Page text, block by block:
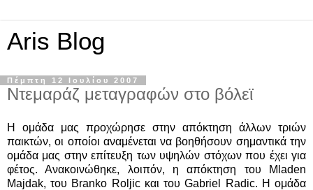
Aris Blog
Πέμπτη 12 Ιουλίου 2007
Ντεμαράζ μεταγραφών στο βόλεϊ
Η ομάδα μας προχώρησε στην απόκτηση άλλων τριών
παικτών, οι οποίοι αναμένεται να βοηθήσουν σημαντικά την
ομάδα μας στην επίτευξη των υψηλών στόχων που έχει για
φέτος. Ανακοινώθηκε, λοιπόν, η απόκτηση του Mladen
Majdak, του Branko Roljic και του Gabriel Radic. H oμάδα